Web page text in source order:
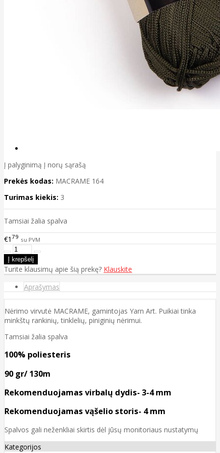
Į palyginimą Į norų sąrašą
Prekės kodas: MACRAME 164
Turimas kiekis: 3
Tamsiai žalia spalva
€1 79 su PVM
Turite klausimų apie šią prekę? Klauskite
Aprašymas
Nėrimo virvutė MACRAME, gamintojas Yarn Art. Puikiai tinka
minkštų rankinių, tinklelių, piniginių nėrimui.
Tamsiai žalia spalva
100% poliesteris
90 gr/ 130m
Rekomenduojamas virbalų dydis- 3-4 mm
Rekomenduojamas vąšelio storis- 4 mm
Spalvos gali neženkliai skirtis dėl jūsų monitoriaus nustatymų
Kategorijos